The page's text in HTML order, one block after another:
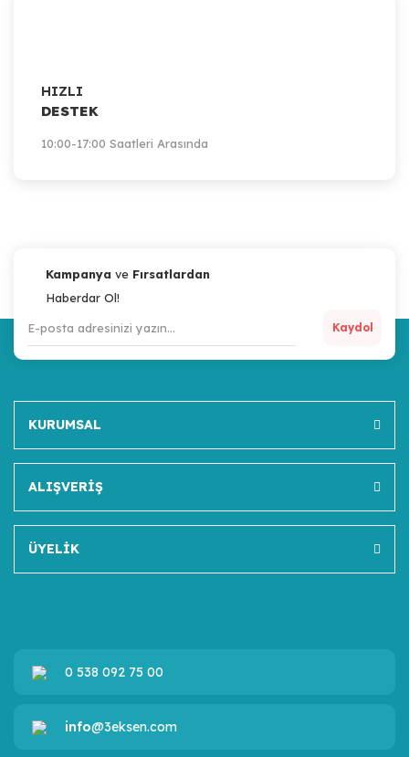
HIZLI
DESTEK
10:00-17:00 Saatleri Arasında
Kampanya ve Fırsatlardan
Haberdar Ol!
Kaydol
KURUMSAL
ALIŞVERİŞ
ÜYELİK
0 538 092 75 00
info@3eksen.com